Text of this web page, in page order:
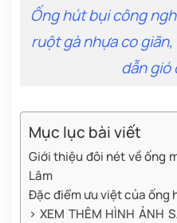
Ống hút bụi công
ruột gà nhựa co
dẫn gió
Mục lục bài viết
Giới thiệu đôi nét về ống
Lâm
Đặc điểm ưu việt của ống
> XEM THÊM HÌNH ẢNH